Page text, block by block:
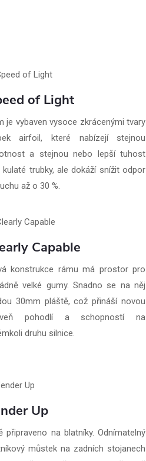
of Light
je vybaven vysoce zkrácenými tvary
airfoil, které nabízejí stejnou
a stejnou nebo lepší tuhost
kulaté trubky, ale dokáží snížit odpor
až o 30 %.
Capable
konstrukce rámu má prostor pro
velké gumy. Snadno se na něj
30mm pláště, což přináší novou
pohodlí a schopností na
druhu silnice.
Up
připraveno na blatníky. Odnímatelný
můstek na zadních stojanech